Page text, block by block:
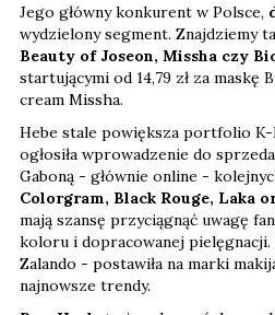
Jego główny konkurent w Polsce,
wydzielony segment. Znajdziemy
Beauty of Joseon, Missha czy
startującymi od 14,79 zł za maskę
cream Missha.
Hebe stale powiększa portfolio K-
ogłosiła wprowadzenie do
Gaboną - głównie online -
Colorgram, Black Rouge, Laka
mają szansę przyciągnąć uwagę
koloru i dopracowanej pielęgnacji.
Zalando - postawiła na marki
najnowsze trendy.